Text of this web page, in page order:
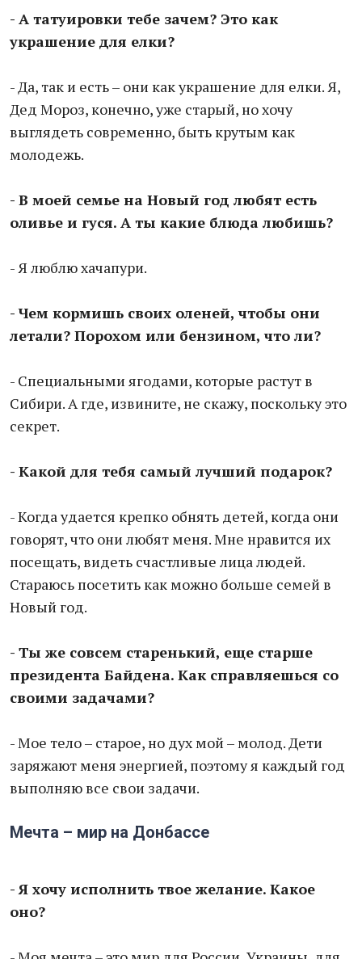
- А татуировки тебе зачем? Это как
украшение для елки?
- Да, так и есть – они как украшение для елки. Я,
Дед Мороз, конечно, уже старый, но хочу
выглядеть современно, быть крутым как
молодежь.
- В моей семье на Новый год любят есть
оливье и гуся. А ты какие блюда любишь?
- Я люблю хачапури.
- Чем кормишь своих оленей, чтобы они
летали? Порохом или бензином, что ли?
- Специальными ягодами, которые растут в
Сибири. А где, извините, не скажу, поскольку это
секрет.
- Какой для тебя самый лучший подарок?
- Когда удается крепко обнять детей, когда они
говорят, что они любят меня. Мне нравится их
посещать, видеть счастливые лица людей.
Стараюсь посетить как можно больше семей в
Новый год.
- Ты же совсем старенький, еще старше
президента Байдена. Как справляешься со
своими задачами?
- Мое тело – старое, но дух мой – молод. Дети
заряжают меня энергией, поэтому я каждый год
выполняю все свои задачи.
Мечта – мир на Донбассе
- Я хочу исполнить твое желание. Какое
оно?